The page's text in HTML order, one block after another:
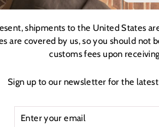
shipments to the United States
are covered by us, so you should not
customs fees upon
Sign up to our newsletter for the